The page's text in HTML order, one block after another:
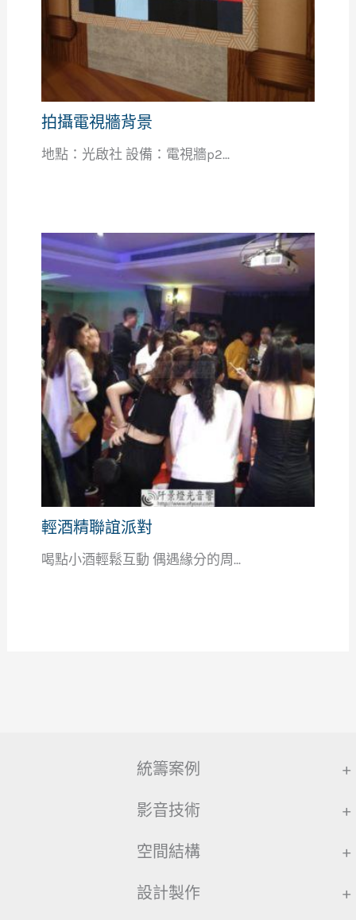
拍攝電視牆背景
地點：光啟社 設備：電視牆p2...
輕酒精聯誼派對
喝點小酒輕鬆互動 偶遇緣分的周...
統籌案例 +
影音技術 +
空間結構 +
設計製作 +